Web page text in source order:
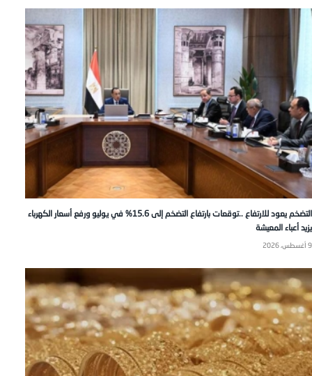
التضخم يعود للارتفاع ..توقعات بارتفاع التضخم إلى 15.6% في يوليو ورفع أسعار الكهرباء
يزيد أعباء المعيشة
9 أغسطس، 2026